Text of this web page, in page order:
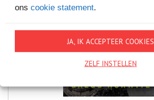
ons cookie statement.
JA, IK ACCEPTEER COOKIES
ZELF INSTELLEN